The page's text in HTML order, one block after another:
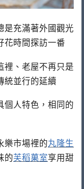
是充滿著外國觀光
花時間探訪一番
裡、老屋不再只是
統並行的延續
個人特色，相同的
樂市場裡的丸隆生
的芙稻菓室享用甜